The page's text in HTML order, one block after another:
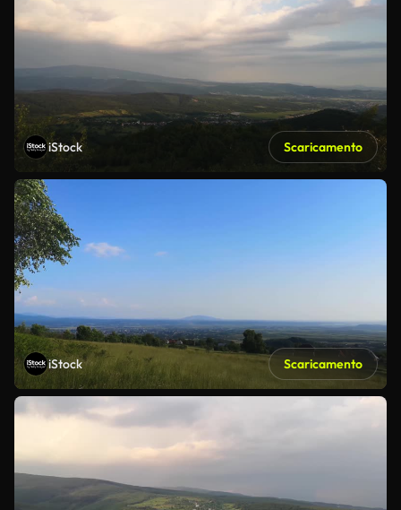
iStock Scaricamento
iStock Scaricamento